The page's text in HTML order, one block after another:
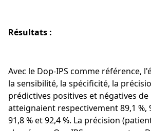
Résultats :
Avec le Dop-IPS comme référence,
la sensibilité, la spécificité, la
prédictives positives et négatives
atteignaient respectivement 89,1 %,
91,8 % et 92,4 %. La précision